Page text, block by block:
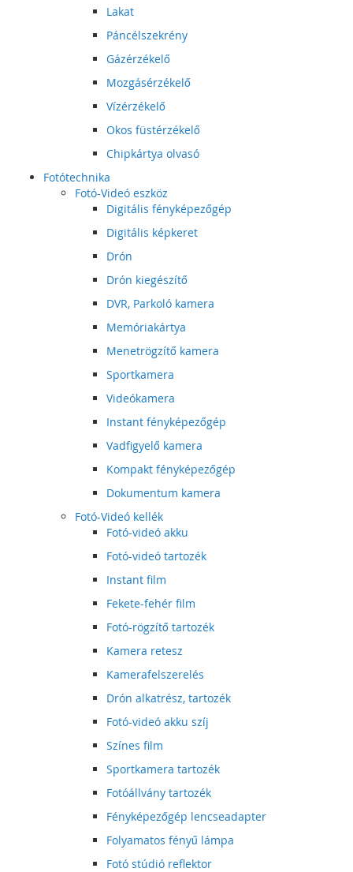
Lakat
Páncélszekrény
Gázérzékelő
Mozgásérzékelő
Vízérzékelő
Okos füstérzékelő
Chipkártya olvasó
Fotótechnika
Fotó-Videó eszköz
Digitális fényképezőgép
Digitális képkeret
Drón
Drón kiegészítő
DVR, Parkoló kamera
Memóriakártya
Menetrögzítő kamera
Sportkamera
Videókamera
Instant fényképezőgép
Vadfigyelő kamera
Kompakt fényképezőgép
Dokumentum kamera
Fotó-Videó kellék
Fotó-videó akku
Fotó-videó tartozék
Instant film
Fekete-fehér film
Fotó-rögzítő tartozék
Kamera retesz
Kamerafelszerelés
Drón alkatrész, tartozék
Fotó-videó akku szíj
Színes film
Sportkamera tartozék
Fotóállvány tartozék
Fényképezőgép lencseadapter
Folyamatos fényű lámpa
Fotó stúdió reflektor